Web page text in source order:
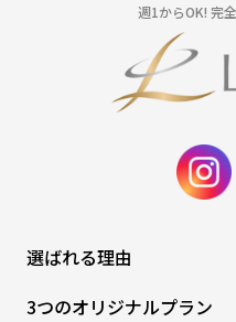
週1からOK! 完
選ばれる理由
3つのオリジナルプラン